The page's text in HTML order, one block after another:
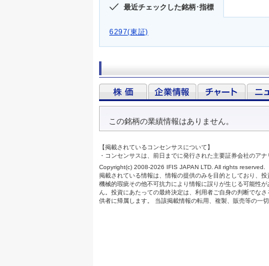
最近チェックした銘柄･指標
6297(東証)